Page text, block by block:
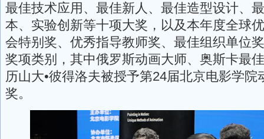
最佳技术应用、最佳新人、最佳造型设计、
本、实验创新等十项大奖，以及本年度全球
会特别奖、优秀指导教师奖、最佳组织单位
奖项类别，其中俄罗斯动画大师、奥斯卡最
历山大•彼得洛夫被授予第24届北京电影学院
奖。